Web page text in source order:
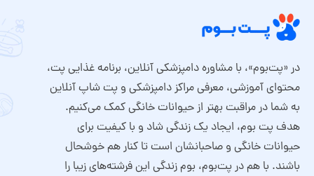
در «پت‌بوم»، با مشاوره دامپزشکی آنلاین، برنامه غذایی پت،
محتوای آموزشی، معرفی مراکز دامپزشکی و پت شاپ آنلاین
به شما در مراقبت بهتر از حیوانات خانگی کمک می‌کنیم.
هدف پت بوم، ایجاد یک زندگی شاد و با کیفیت برای
حیوانات خانگی و صاحبانشان است تا کنار هم خوشحال
باشند. با هم در پت‌بوم، بوم زندگی این فرشته‌های زیبا را